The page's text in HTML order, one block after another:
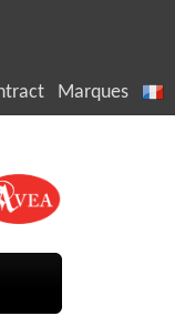
Marques